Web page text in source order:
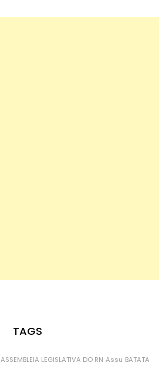
TAGS
ASSEMBLEIA LEGISLATIVA DO RN Assu BATATA